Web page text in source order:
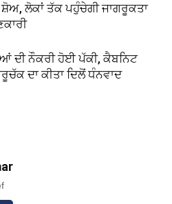
ਸ਼ੋਅ, ਲੋਕਾਂ ਤੱਕ ਪਹੁੰਚੇਗੀ ਜਾਗਰੂਕਤਾ
ਦੀ ਨੌਕਰੀ ਹੋਈ ਪੱਕੀ, ਕੈਬਨਿਟ
ਦਾ ਕੀਤਾ ਦਿਲੋਂ ਧੰਨਵਾਦ